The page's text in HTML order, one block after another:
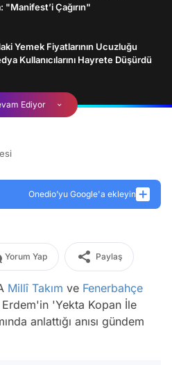
"Manifest’i Çağırın"
Yemek Fiyatlarının Ucuzluğu
Kullanıcılarını Hayrete Düşürdü
Ediyor
Onedio’yu Google'a ekleyin
Yorum Yap Paylaş
Millî Takım ve Fenerbahçe
Erdem'in 'Yekta Kopan İle
anlattığı anısı gündem